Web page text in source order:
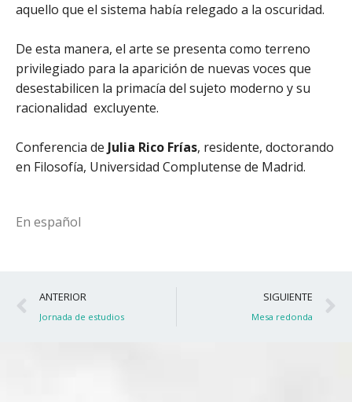
aquello que el sistema había relegado a la oscuridad.
De esta manera, el arte se presenta como terreno
privilegiado para la aparición de nuevas voces que
desestabilicen la primacía del sujeto moderno y su
racionalidad excluyente.
Conferencia de Julia Rico Frías, residente, doctorando
en Filosofía, Universidad Complutense de Madrid.
En español
Ant
ANTERIOR
Jornada de estudios
SIGUIENTE
Mesa redonda